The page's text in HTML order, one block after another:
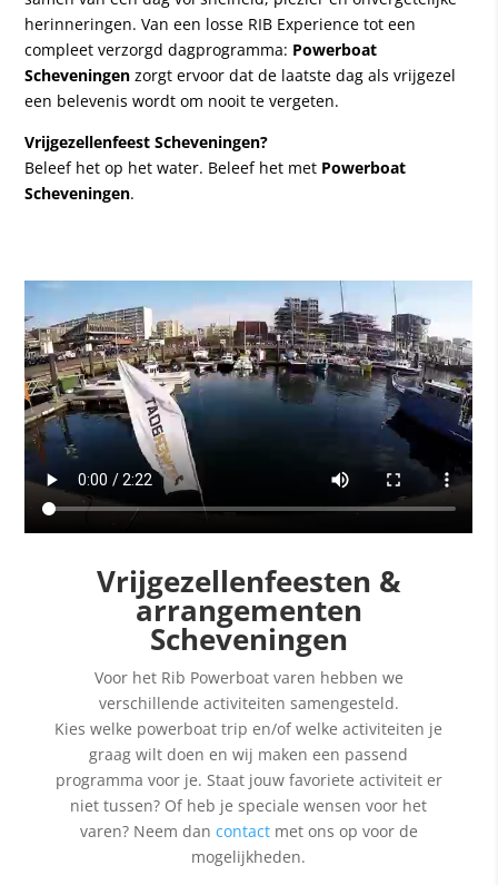
herinneringen. Van een losse RIB Experience tot een
compleet verzorgd dagprogramma: Powerboat
Scheveningen zorgt ervoor dat de laatste dag als vrijgezel
een belevenis wordt om nooit te vergeten.
Vrijgezellenfeest Scheveningen?
Beleef het op het water. Beleef het met Powerboat
Scheveningen.
Vrijgezellenfeesten &
arrangementen
Scheveningen
Voor het Rib Powerboat varen hebben we
verschillende activiteiten samengesteld.
Kies welke powerboat trip en/of welke activiteiten je
graag wilt doen en wij maken een passend
programma voor je. Staat jouw favoriete activiteit er
niet tussen? Of heb je speciale wensen voor het
varen? Neem dan contact met ons op voor de
mogelijkheden.